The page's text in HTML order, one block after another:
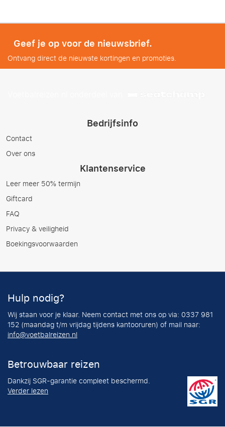
Geef je op voor de nieuwsbrief.
Ontvang direct de nieuwste kortingen en promoties.
Bedrijfsinfo
Contact
Over ons
Klantenservice
Leer meer 50% termijn
Giftcard
FAQ
Privacy & veiligheid
Boekingsvoorwaarden
Hulp nodig?
Wij staan voor je klaar. Neem contact met ons op via: 0337 981
152 (maandag t/m vrijdag tijdens kantooruren) of mail naar:
info@voetbalreizen.nl
Betrouwbaar reizen
Dankzij SGR-garantie compleet beschermd.
Verder lezen